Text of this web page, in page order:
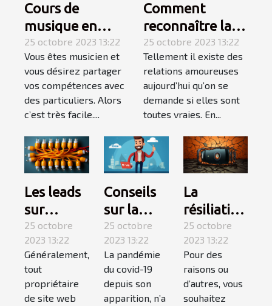
Cours de
musique en
Auto-
Entrepreneur :
l’essentiel de ce
qu’il faut
retenir ?
25 octobre 2023 13:22
Vous êtes musicien et
vous désirez partager
vos compétences avec
des particuliers. Alors
c’est très facile....
Comment
reconnaître la
femme de votre
vie ?
25 octobre 2023 13:22
Tellement il existe des
relations amoureuses
aujourd’hui qu’on se
demande si elles sont
toutes vraies. En...
Les leads
sur
internet :
qu’est-ce
que c’est ?
25 octobre
2023 13:22
Généralement,
tout
propriétaire
de site web
Conseils
sur la
covid-19 :
suivez-
les !
25 octobre
2023 13:22
La pandémie
du covid-19
depuis son
apparition, n’a
La
résiliation
téléphone
mobile,
comment
ça
marche ?
25 octobre
2023 13:22
Pour des
raisons ou
d’autres, vous
souhaitez